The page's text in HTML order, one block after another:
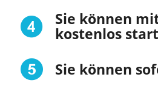
Sie können
kostenlos
Sie können